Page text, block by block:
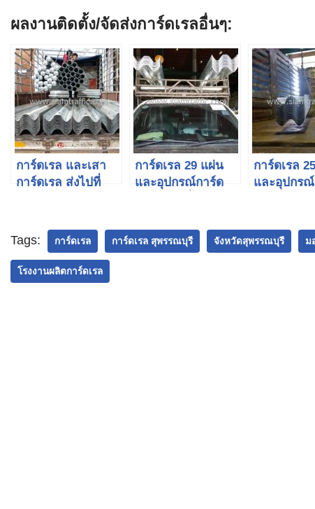
ผลงานติดตั้ง/จัดส่งการ์ดเรลอื่นๆ:
การ์ดเรล และเสา
การ์ดเรล ส่งไปที่
การ์ดเรล 29 แผ่น
และอุปกรณ์การ์ด
การ์ดเรล
และอุปกร
Tags:
การ์ดเรล การ์ดเรล สุพรรณบุรี จังหวัดสุพรรณบุรี ม
โรงงานผลิตการ์ดเรล